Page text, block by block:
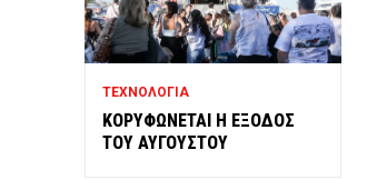
ΤΕΧΝΟΛΟΓΙΑ
ΚΟΡΥΦΩΝΕΤΑΙ Η ΕΞΟΔΟΣ
ΤΟΥ ΑΥΓΟΥΣΤΟΥ